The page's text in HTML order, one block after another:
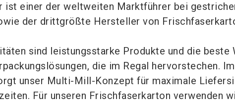
ist einer der weltweiten Marktführer bei
der drittgrößte Hersteller von
sind leistungsstarke Produkte und die beste
die im Regal hervorstechen.
unser Multi-Mill-Konzept für maximale
Für unseren Frischfaserkarton verwenden